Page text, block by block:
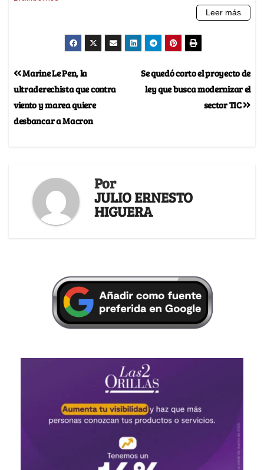
Se quedó corto el proyecto de
ley que busca modernizar el
sector TIC
Marine Le Pen, la
ultraderechista que contra
viento y marea quiere
desbancar a Macron
Por
JULIO ERNESTO
HIGUERA